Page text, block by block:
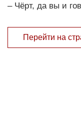
– Чёрт, да вы и
Перейти на